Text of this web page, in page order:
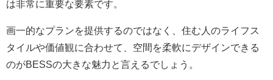
は非常に重要な要素です。
画一的なプランを提供するのではなく、住む人のライフス
タイルや価値観に合わせて、空間を柔軟にデザインできる
のがBESSの大きな魅力と言えるでしょう。